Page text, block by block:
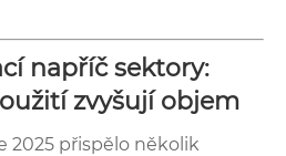
napříč sektory:
zvyšují objem
2025 přispělo několik